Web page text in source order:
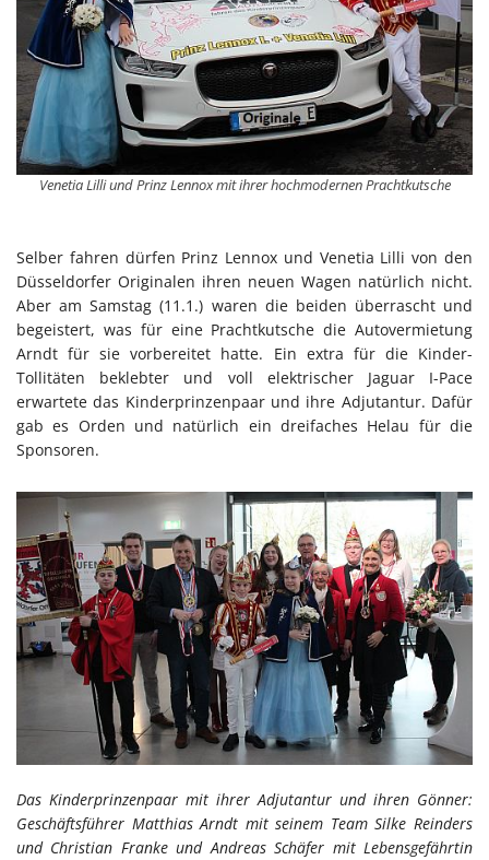
Venetia Lilli und Prinz Lennox mit ihrer hochmodernen Prachtkutsche
Selber fahren dürfen Prinz Lennox und Venetia Lilli von den
Düsseldorfer Originalen ihren neuen Wagen natürlich nicht.
Aber am Samstag (11.1.) waren die beiden überrascht und
begeistert, was für eine Prachtkutsche die Autovermietung
Arndt für sie vorbereitet hatte. Ein extra für die Kinder-
Tollitäten beklebter und voll elektrischer Jaguar I-Pace
erwartete das Kinderprinzenpaar und ihre Adjutantur. Dafür
gab es Orden und natürlich ein dreifaches Helau für die
Sponsoren.
Das Kinderprinzenpaar mit ihrer Adjutantur und ihren Gönner:
Geschäftsführer Matthias Arndt mit seinem Team Silke Reinders
und Christian Franke und Andreas Schäfer mit Lebensgefährtin